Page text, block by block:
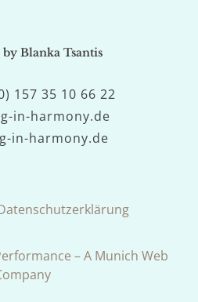
Blanka Tsantis
157 35 10 66 22
in-harmony.de
in-harmony.de
– A Munich Web